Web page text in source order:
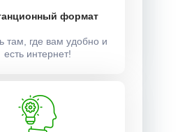
формат
там, где вам удобно и
есть интернет!